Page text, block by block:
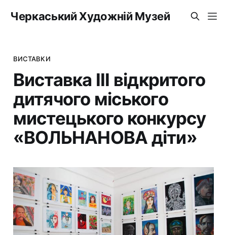
Черкаський Художній Музей
ВИСТАВКИ
Виставка ІІІ відкритого
дитячого міського
мистецького конкурсу
«ВОЛЬНАНОВА діти»